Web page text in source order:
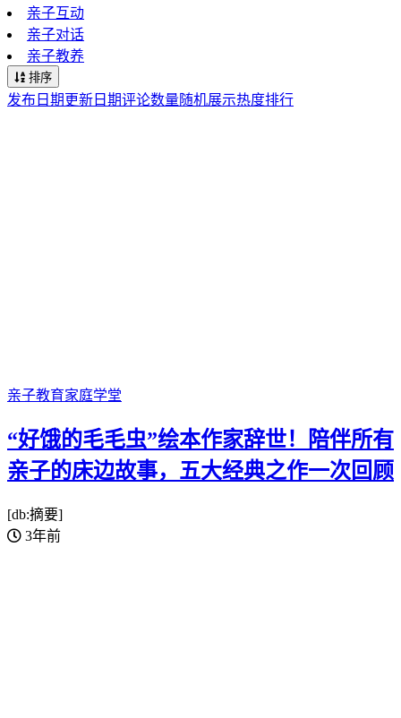
亲子互动
亲子对话
亲子教养
排序
发布日期 更新日期评论数量随机展示热度排行
亲子教育家庭学堂
“好饿的毛毛虫”绘本作家辞世！陪伴所有
亲子的床边故事，五大经典之作一次回顾
[db:摘要]
3年前